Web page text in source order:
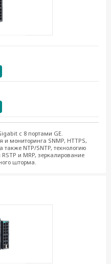
с 8 портами GE.
мониторинга SNMP, HTTPS,
также NTP/SNTP, технологию
и MRP, зеркалирование
шторма.